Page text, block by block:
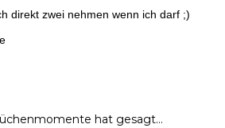
direkt zwei nehmen wenn ich darf ;)
hat gesagt…